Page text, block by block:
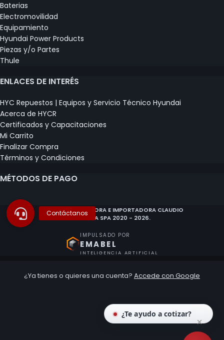
Baterias
Electromovilidad
Equipamiento
Hyundai Power Products
Piezas y/o Partes
Thule
ENLACES DE INTERÉS
HYC Repuestos | Equipos y Servicio Técnico Hyundai
Acerca de HYCR
Certificados y Capacitaciones
Mi Carrito
Finalizar Compra
Términos y Condiciones
MÉTODOS DE PAGO
© COMERCIALIZADORA E IMPORTADORA CLAUDIO
HERRERA SPA 2020 - 2026.
IMPULSADO POR
EMABEL
INTELIGENCIA ARTIFICIAL
¿Ya tienes o quieres una cuenta? Accede con Google
¿Te ayudo a cotizar?